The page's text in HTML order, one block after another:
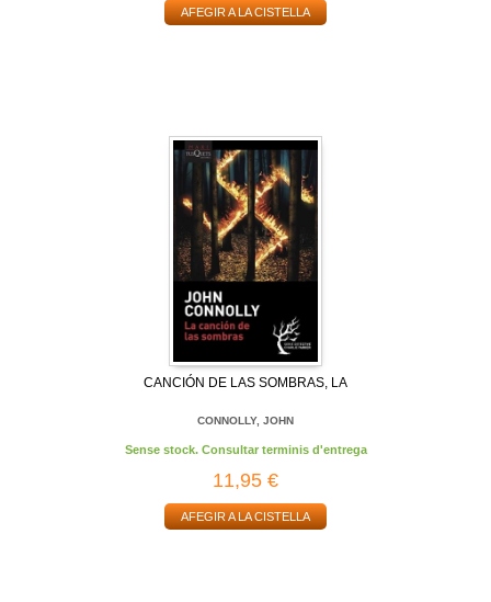
AFEGIR A LA CISTELLA
CANCIÓN DE LAS SOMBRAS, LA
CONNOLLY, JOHN
Sense stock. Consultar terminis d'entrega
11,95 €
AFEGIR A LA CISTELLA